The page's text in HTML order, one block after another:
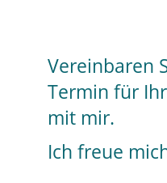
Vereinbaren
Termin für
mit mir.
Ich freue